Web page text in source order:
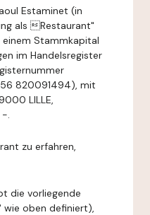
Estaminet (in
als Restaurant"
Stammkapital
im Handelsregister
820091494), mit
LILLE,
-.
zu erfahren,
die vorliegende
oben definiert),